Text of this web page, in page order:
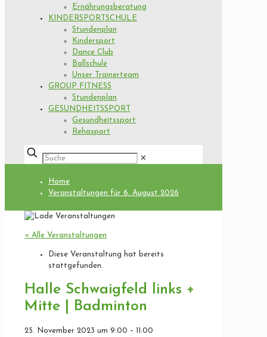
Ernährungsberatung
KINDERSPORTSCHULE
Stundenplan
Kindersport
Dance Club
Ballschule
Unser Trainerteam
GROUP FITNESS
Stundenplan
GESUNDHEITSSPORT
Gesundheitssport
Rehasport
✕
Home
Veranstaltungen für 6. August 2026
« Alle Veranstaltungen
Diese Veranstaltung hat bereits
stattgefunden.
Halle Schwaigfeld links +
Mitte | Badminton
25. November 2023 um 9:00 – 11:00